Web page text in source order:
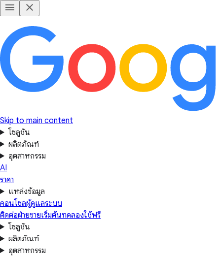
Skip to main content
โซลูชัน
ผลิตภัณฑ์
อุตสาหกรรม
AI
ราคา
แหล่งข้อมูล
คอนโซลผู้ดูแลระบบ
ติดต่อฝ่ายขายเริ่มต้นทดลองใช้ฟรี
โซลูชัน
ผลิตภัณฑ์
อุตสาหกรรม